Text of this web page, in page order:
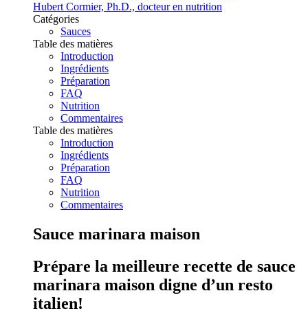
Hubert Cormier, Ph.D., docteur en nutrition
Catégories
Sauces
Table des matières
Introduction
Ingrédients
Préparation
FAQ
Nutrition
Commentaires
Table des matières
Introduction
Ingrédients
Préparation
FAQ
Nutrition
Commentaires
Sauce marinara maison
Prépare la meilleure recette de sauce
marinara maison digne d’un resto
italien!